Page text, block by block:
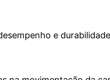
e